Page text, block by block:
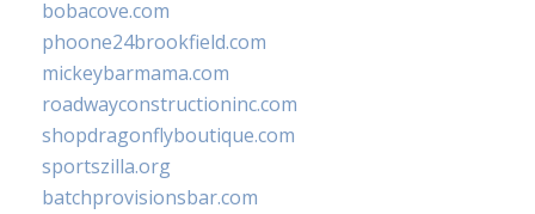
bobacove.com
phoone24brookfield.com
mickeybarmama.com
roadwayconstructioninc.com
shopdragonflyboutique.com
sportszilla.org
batchprovisionsbar.com